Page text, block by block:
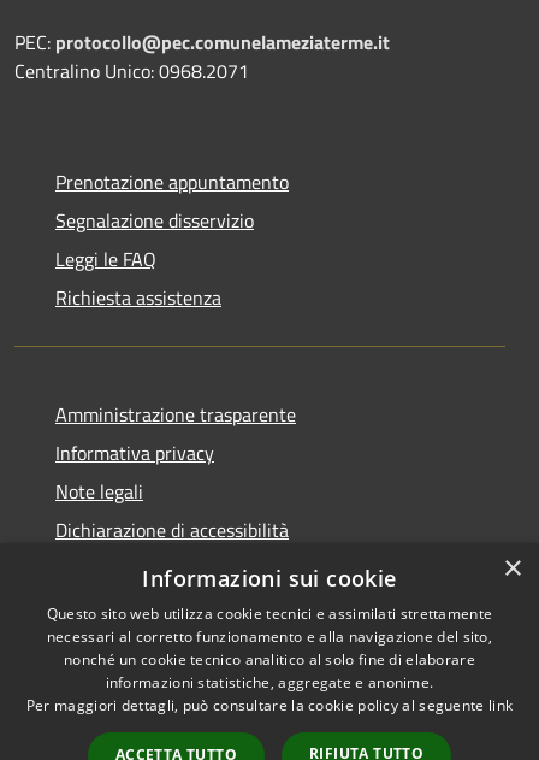
PEC: protocollo@pec.comunelameziaterme.it
Centralino Unico: 0968.2071
Prenotazione appuntamento
Segnalazione disservizio
Leggi le FAQ
Richiesta assistenza
Amministrazione trasparente
Informativa privacy
Note legali
Dichiarazione di accessibilità
Feedback accessibilità
Accessibilità
Copyright © 2026 • Città di
Lamezia Terme • Powered by
Municipium• Accesso
×
Informazioni sui cookie
Questo sito web utilizza cookie tecnici e assimilati strettamente
necessari al corretto funzionamento e alla navigazione del sito,
nonché un cookie tecnico analitico al solo fine di elaborare
informazioni statistiche, aggregate e anonime.
Per maggiori dettagli, può consultare la cookie policy al seguente link
ACCETTA TUTTO RIFIUTA TUTTO